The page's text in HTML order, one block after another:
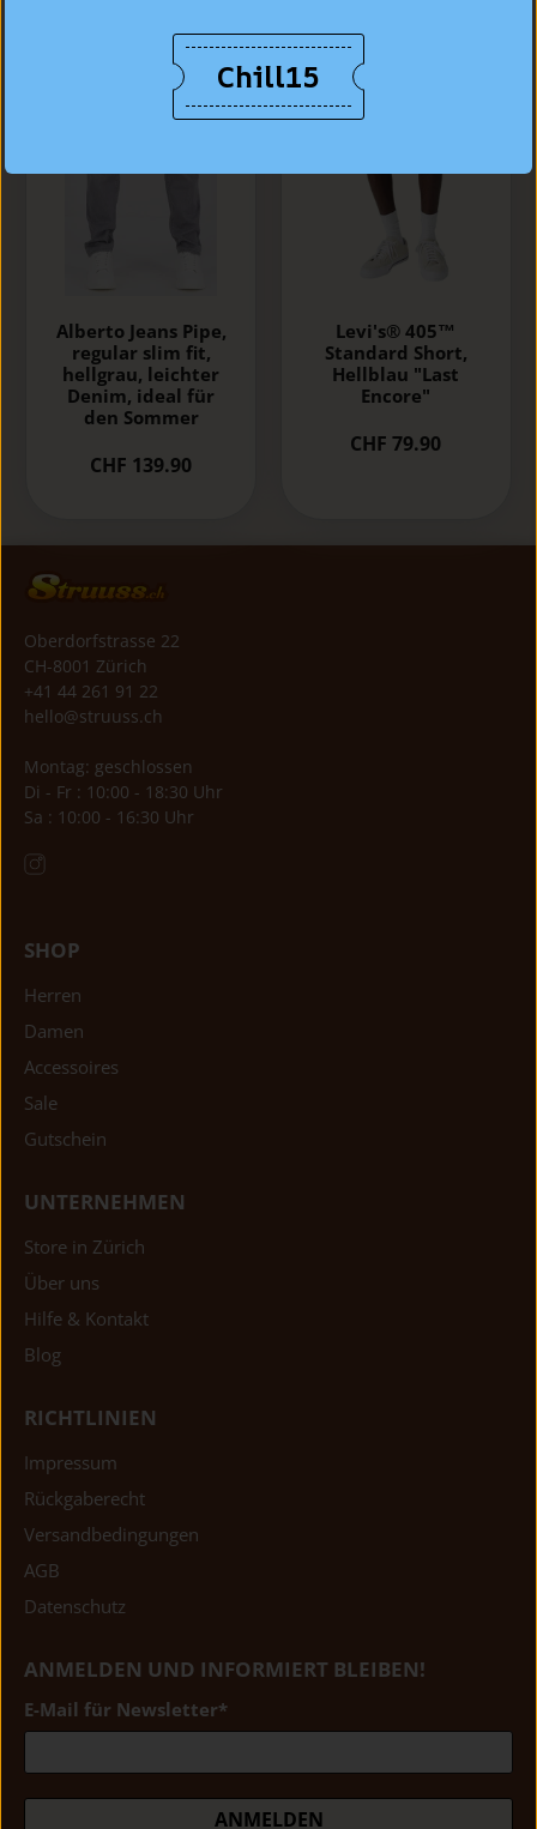
Alberto Jeans Pipe,
regular slim fit,
hellgrau, leichter
Denim, ideal für
den Sommer
CHF 139.90
Levi's® 405™
Standard Short,
Hellblau "Last
Encore"
CHF 79.90
Oberdorfstrasse 22
CH-8001 Zürich
+41 44 261 91 22
hello@struuss.ch
Montag: geschlossen
Di - Fr : 10:00 - 18:30 Uhr
Sa : 10:00 - 16:30 Uhr
SHOP
Herren
Damen
Accessoires
Sale
Gutschein
UNTERNEHMEN
Store in Zürich
Über uns
Hilfe & Kontakt
Blog
RICHTLINIEN
Impressum
Rückgaberecht
Versandbedingungen
AGB
Datenschutz
ANMELDEN UND INFORMIERT BLEIBEN!
E-Mail für Newsletter*
ANMELDEN
Chill15